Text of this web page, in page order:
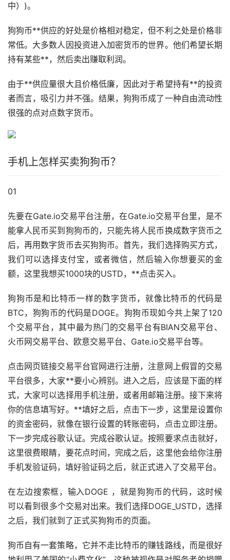
中）)。
狗狗币**供应的好处是价格相对稳定，但不利之处是价格非
常低。大多数人因投资进入加密货币的世界。他们希望长期
持有某些**，然后卖出赚取利润。
由于**供应量很大且价格低廉，因此对于希望持有**的投资
者而言，吸引力并不强。结果，狗狗币成了一种自由流动性
很强的点对点数字货币。
手机上怎样买卖狗狗币？
01
先要在Gate.io交易平台注册，在Gate.io交易平台里，是不
能拿人民币买到狗狗币的，只能先将人民币换成数字货币之
后，再用数字货币去买狗狗币。首先，我们选择购买方式，
我们可以选择支付宝 ，或者微信，然后输入你想要买的金
额，这里我想买1000块的USTD，**点击买入。
狗狗币是和比特币一样的数字货币，就像比特币的代码是
BTC，狗狗币的代码是DOGE。狗狗币现如今共上架了120
个交易平台，其中最为热门的交易平台有BIAN交易平台、
火币网交易平台、欧意交易平台、Gate.io交易平台等。
点击网页链接交易平台官网进行注册，注意网上假冒的交易
平台很多，大家**要小心辨别。进入之后，应该是下面的样
式，大家可以选择用手机注册，或者用邮箱注册。接下来将
你的信息填写好。**填好之后，点击下一步，这里是设置你
的资金密码，就像在银行设置的转账密码，点击立即注册。
下一步完成谷歌认证。完成谷歌认证。按照要求点击就好，
这里很费眼睛，要花点时间，完成之后，这里他会给你注册
手机发验证码，填好验证码之后，就正式进入了交易平台。
在左边搜索框，输入DOGE ，就是狗狗币的代码，这时候
可以看到很多个交易对出来。我们选择DOGE_USTD，选择
之后，我们就到了正式买狗狗币的页面。
狗币自有一套策略，它并不走比特币的赚钱路线，而是很好